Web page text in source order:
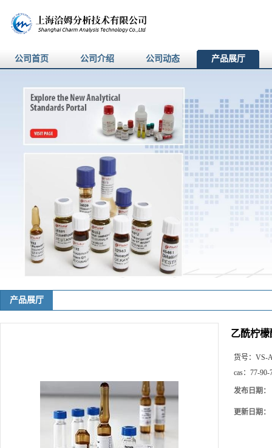
公司首页 公司介绍 公司动态 产品展厅
产品展厅
乙酰柠
货号： VS-
cas： 77-90-
发布日期：
更新日期：